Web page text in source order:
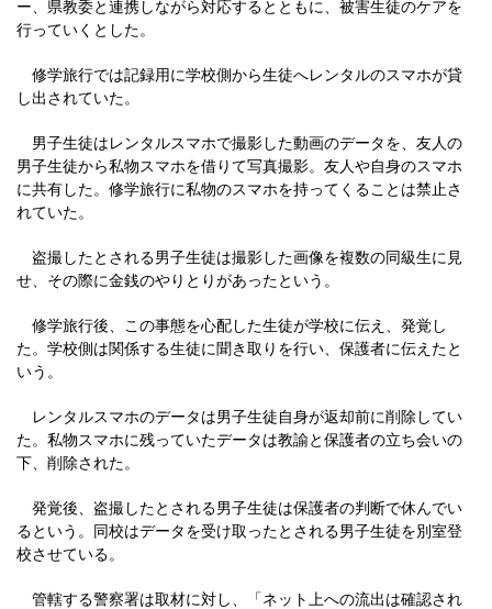
ー、県教委と連携しながら対応するとともに、被害生徒のケアを
行っていくとした。
修学旅行では記録用に学校側から生徒へレンタルのスマホが貸
し出されていた。
男子生徒はレンタルスマホで撮影した動画のデータを、友人の
男子生徒から私物スマホを借りて写真撮影。友人や自身のスマホ
に共有した。修学旅行に私物のスマホを持ってくることは禁止さ
れていた。
盗撮したとされる男子生徒は撮影した画像を複数の同級生に見
せ、その際に金銭のやりとりがあったという。
修学旅行後、この事態を心配した生徒が学校に伝え、発覚し
た。学校側は関係する生徒に聞き取りを行い、保護者に伝えたと
いう。
レンタルスマホのデータは男子生徒自身が返却前に削除してい
た。私物スマホに残っていたデータは教諭と保護者の立ち会いの
下、削除された。
発覚後、盗撮したとされる男子生徒は保護者の判断で休んでい
るという。同校はデータを受け取ったとされる男子生徒を別室登
校させている。
管轄する警察署は取材に対し、「ネット上への流出は確認され